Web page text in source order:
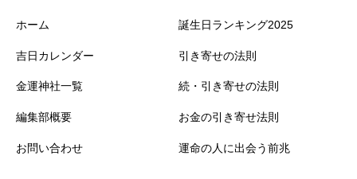
ホーム
吉日カレンダー
金運神社一覧
編集部概要
お問い合わせ
誕生日ランキング2025
引き寄せの法則
続・引き寄せの法則
お金の引き寄せ法則
運命の人に出会う前兆